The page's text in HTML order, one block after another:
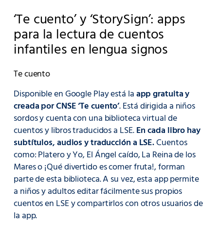
‘Te cuento’ y ‘StorySign’: apps
para la lectura de cuentos
infantiles en lengua signos
Te cuento
Disponible en Google Play está laapp gratuita y
creada por CNSE ‘Te cuento’. Está dirigida a niños
sordos y cuenta con una biblioteca virtual de
cuentos y libros traducidos a LSE.En cada libro hay
subtítulos, audios y traducción a LSE.Cuentos
como: Platero y Yo, El Ángel caído, La Reina de los
Mares o ¡Qué divertido es comer fruta!, forman
parte de esta biblioteca. A su vez, esta app permite
a niños y adultos editar fácilmente sus propios
cuentos en LSE y compartirlos con otros usuarios de
la app.